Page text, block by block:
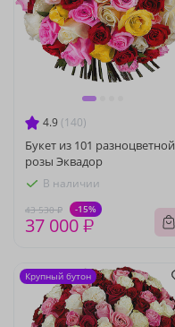
4.9 (140)
Букет из 101 разноцветной
розы Эквадор
В наличии
43 530 ₽ -15%
37 000 ₽
Крупный бутон